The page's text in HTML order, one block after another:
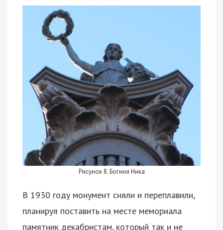
Рисунок 8. Богиня Ника
В 1930 году монумент сняли и переплавили,
планируя поставить на месте мемориала
памятник декабристам, который так и не